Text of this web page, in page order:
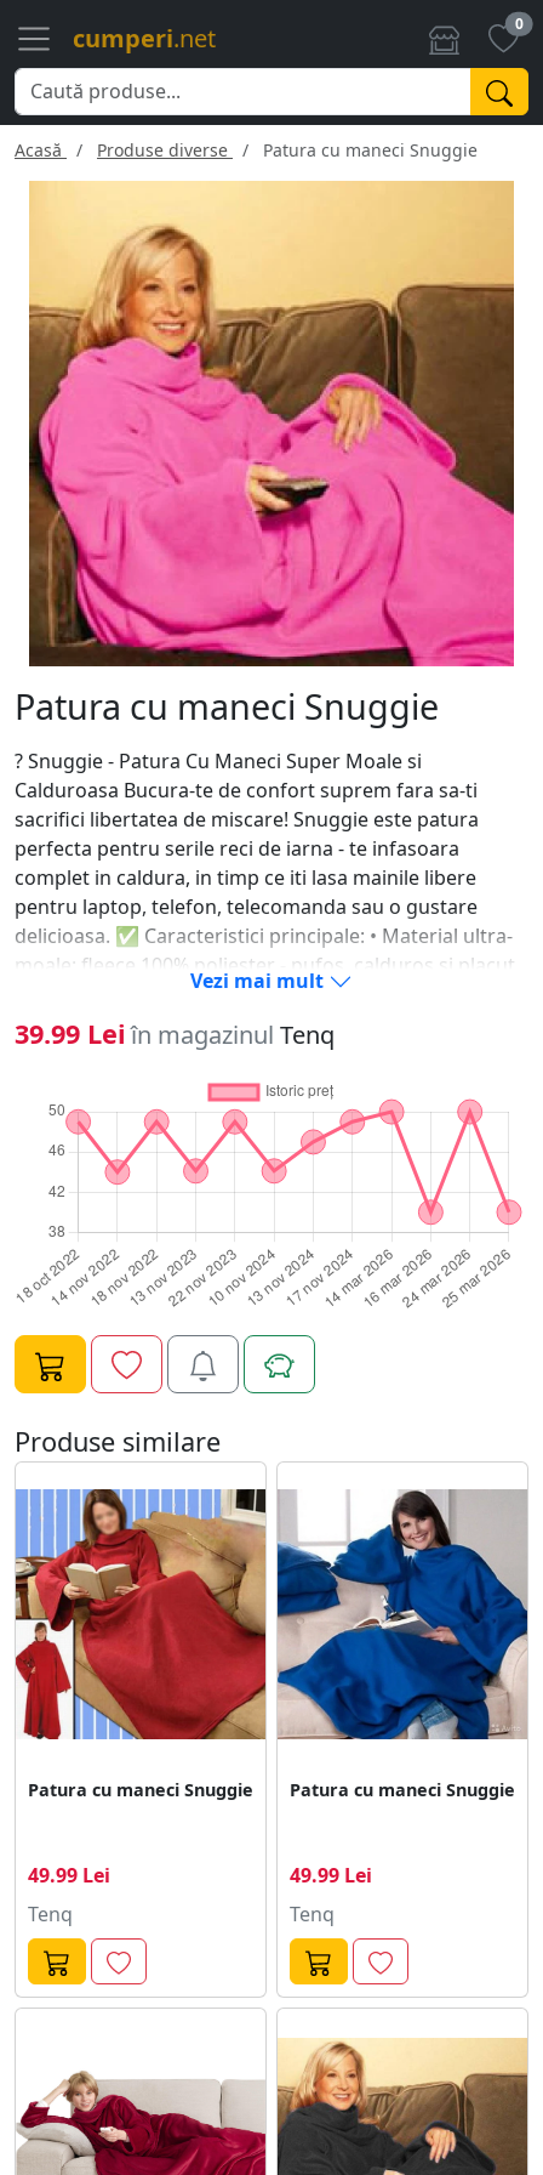
cumperi.net 0
Acasă Produse diverse Patura cu maneci Snuggie
Patura cu maneci Snuggie
?️ Snuggie - Patura Cu Maneci Super Moale si
Calduroasa Bucura-te de confort suprem fara sa-ti
sacrifici libertatea de miscare! Snuggie este patura
perfecta pentru serile reci de iarna - te infasoara
complet in caldura, in timp ce iti lasa mainile libere
pentru laptop, telefon, telecomanda sau o gustare
delicioasa. ✅ Caracteristici principale: • Material ultra-
moale: fleece 100% poliester - pufos, calduros si placut
la atingere • Maneci lungi si largi: ofera libertate totala
de miscare fara sa alunece patura • Unisex si universala:
se potriveste oricui - femei sau barbati • Ideala pentru:
canapea, pat, birou, terasa sau camping • Usor de
intretinut: se spala la masina ? Dimensiuni: • Lungime:
190 cm • Latime: 140 cm • Lungime maneci: 70 cm •
Marime universala ? Culori disponibile: Diverse culori in
functie de stoc - alegerea perfecta pentru fiecare stil. ?
Avantaje: ✔ Tine de cald din cap pana-n picioare ✔ Nu
cade de pe tine ca o patura normala ✔ Reduce nevoia
de incalzire - economie la facturi ✔ Ideala pentru serile
de iarna sau diminetile lenese ? Livrare rapida din stoc!
Transforma fiecare moment de relaxare intr-un rasfat
calduros cu patura Snuggie!
Vezi mai mult
39.99 Lei în magazinul Tenq
Produse similare
Patura cu maneci Snuggie
49.99 Lei
Tenq
Patura cu maneci Snuggie
49.99 Lei
Tenq